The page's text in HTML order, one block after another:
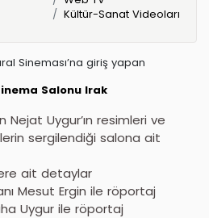
Kültür-Sanat Videoları
Sineması’na giriş yapan
Salonu Irak
Uygur’ın resimleri ve
sergilendiği salona ait
ait detaylar
Mesut Ergin ile röportaj
Uygur ile röportaj